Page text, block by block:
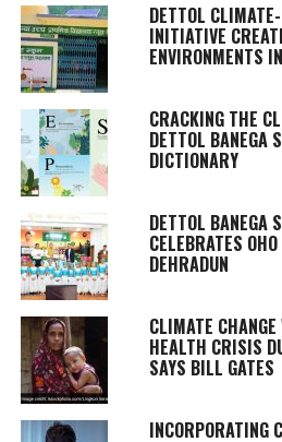
DETTOL
INITIATIVE
ENVIRONMENTS
CRACKING THE
DETTOL BANEGA
DICTIONARY
DETTOL BANEGA
CELEBRATES
DEHRADUN
CLIMATE
HEALTH CRISIS
SAYS BILL GATES
INCORPORATING